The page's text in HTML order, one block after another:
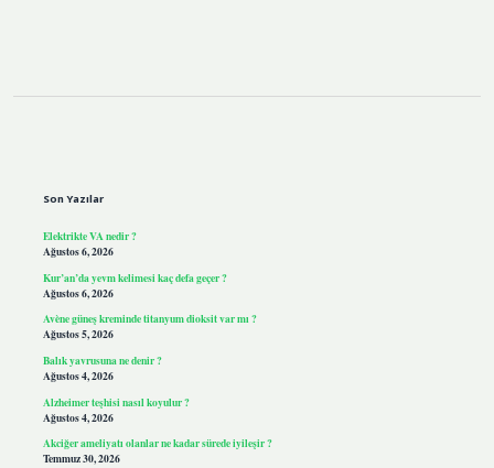
Son Yazılar
Elektrikte VA nedir ?
Ağustos 6, 2026
Kur’an’da yevm kelimesi kaç defa geçer ?
Ağustos 6, 2026
Avène güneş kreminde titanyum dioksit var mı ?
Ağustos 5, 2026
Balık yavrusuna ne denir ?
Ağustos 4, 2026
Alzheimer teşhisi nasıl koyulur ?
Ağustos 4, 2026
Akciğer ameliyatı olanlar ne kadar sürede iyileşir ?
Temmuz 30, 2026